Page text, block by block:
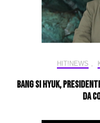
HIT!NEWS ,
Bang Si Hyuk,
da